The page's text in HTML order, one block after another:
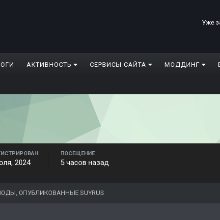
Уже
АКТИВНОСТЬ СЕРВИСЫ САЙТА МОДДИНГ
2024
ПОСЕЩЕНИЕ
5 часов назад
ОПУБЛИКОВАННЫЕ SUYRUS